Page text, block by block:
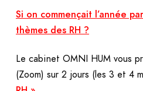
Si on commençait l’année
thèmes des RH ?
Le cabinet OMNI HUM vous
(Zoom) sur 2 jours (les 3 et 4